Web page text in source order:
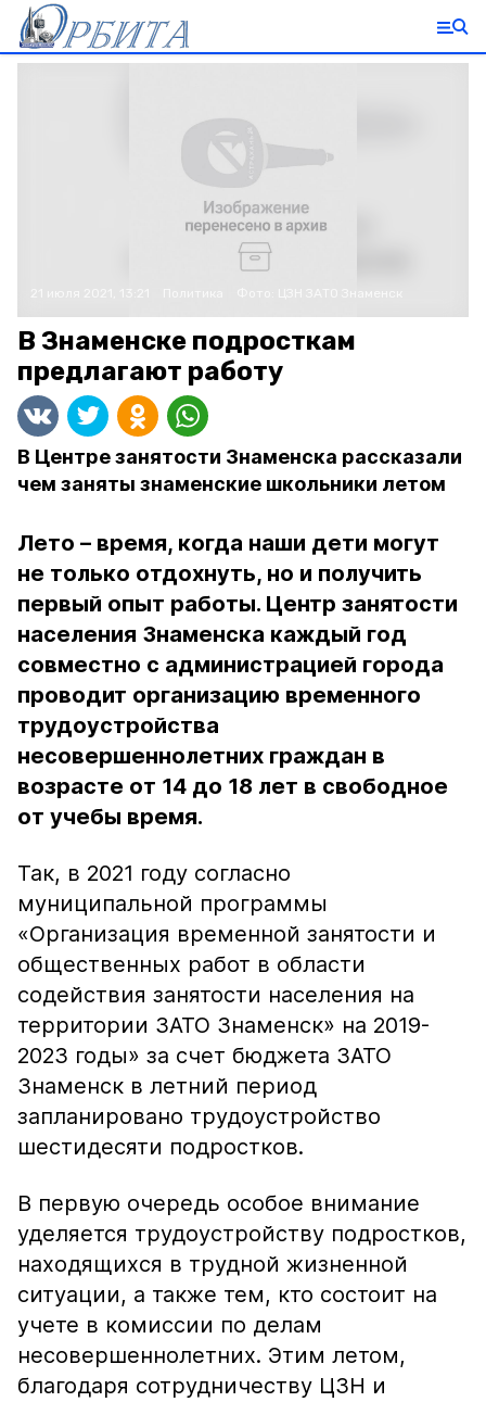
ЦЗН ЗАТО Знаменск
В Знаменске подросткам
предлагают работу
В Центре занятости Знаменска рассказали
чем заняты знаменские школьники летом
Лето – время, когда наши дети могут
не только отдохнуть, но и получить
первый опыт работы. Центр занятости
населения Знаменска каждый год
совместно с администрацией города
проводит организацию временного
трудоустройства
несовершеннолетних граждан в
возрасте от 14 до 18 лет в свободное
от учебы время.
Так, в 2021 году согласно
муниципальной программы
«Организация временной занятости и
общественных работ в области
содействия занятости населения на
территории ЗАТО Знаменск» на 2019-
2023 годы» за счет бюджета ЗАТО
Знаменск в летний период
запланировано трудоустройство
шестидесяти подростков.
В первую очередь особое внимание
уделяется трудоустройству подростков,
находящихся в трудной жизненной
ситуации, а также тем, кто состоит на
учете в комиссии по делам
несовершеннолетних. Этим летом,
благодаря сотрудничеству ЦЗН и